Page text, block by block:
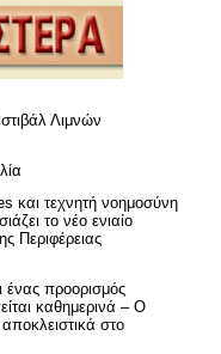
Λιμνών
και τεχνητή νοημοσύνη
το νέο ενιαίο
Περιφέρειας
ένας προορισμός
καθημερινά – Ο
στο